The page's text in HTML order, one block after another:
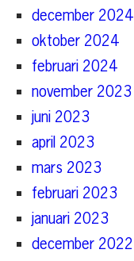
december 2024
oktober 2024
februari 2024
november 2023
juni 2023
april 2023
mars 2023
februari 2023
januari 2023
december 2022